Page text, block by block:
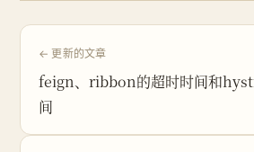
← 更新的文章
feign、ribbon的超时时间和
间